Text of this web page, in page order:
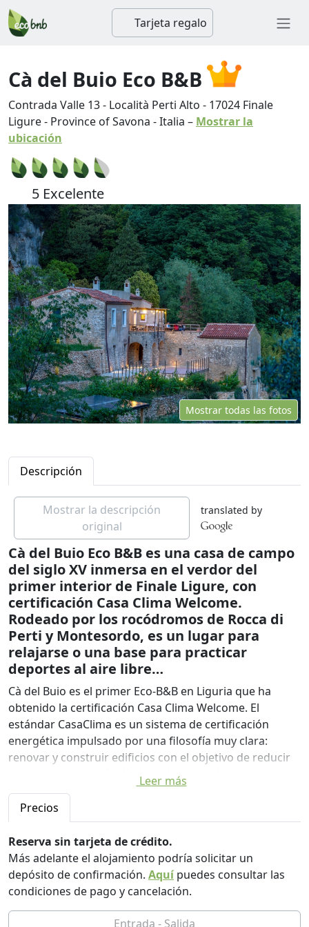
Tarjeta regalo
Cà del Buio Eco B&B
Contrada Valle 13 - Località Perti Alto - 17024 Finale
Ligure- Province of Savona -Italia – Mostrar la
ubicación
5 Excelente
Mostrar todas las fotos
Descripción
Mostrar la descripción
original
translated by
Cà del Buio Eco B&B es una casa de campo
del siglo XV inmersa en el verdor del
primer interior de Finale Ligure, con
certificación Casa Clima Welcome.
Rodeado por los rocódromos de Rocca di
Perti y Montesordo, es un lugar para
relajarse o una base para practicar
deportes al aire libre…
Cà del Buio es el primer Eco-B&B en Liguria que ha
obtenido la certificación Casa Clima Welcome. El
estándar CasaClima es un sistema de certificación
energética impulsado por una filosofía muy clara:
renovar y construir edificios con el objetivo de reducir
los costes de gestión, limitar el impacto humano y
contribuir a la protección del medio ambiente.
En Cà del Buio encontrarás deportes al aire libre fuera
del umbral de la habitación, cuevas y castillos al alcance
y Finalborgo a menos de 10 minutos. Finale Marina, con
sus playas de arena, está a sólo 15 minutos en coche
pero para los amantes del paseo y del ritmo lento, el
mar también puede ser el destino de una excursión de
Un bosque de encinas, franjas de terrazas y olivares
Leer más
Precios
Reserva sin tarjeta de crédito.
Más adelante el alojamiento podría solicitar un
depósito de confirmación. Aquípuedes consultar las
condiciones de pago y cancelación.